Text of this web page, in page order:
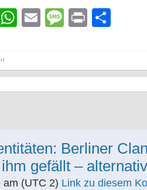
Tumblr
WhatsApp
EmailMessage
Print
Berliner
gefällt –
am (UTC 2) Link zu diesem